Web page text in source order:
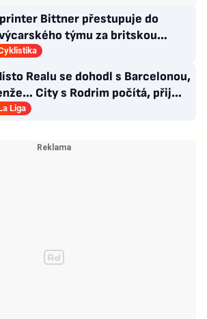
Bittner přestupuje do
týmu za britskou
Pidcockem
Realu se dohodl s Barcelonou,
City s Rodrim počítá, přijme
Liga